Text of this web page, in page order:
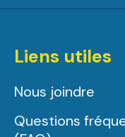
Liens utiles
Nous joindre
Questions